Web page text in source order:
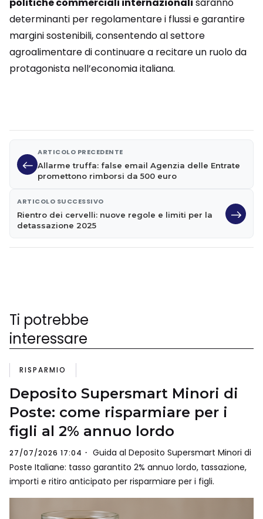
determinanti per regolamentare i flussi e garantire
margini sostenibili, consentendo al settore
agroalimentare di continuare a recitare un ruolo da
protagonista nell’economia italiana.
ARTICOLO PRECEDENTE
Allarme truffa: false email Agenzia delle Entrate
promettono rimborsi da 500 euro
ARTICOLO SUCCESSIVO
Rientro dei cervelli: nuove regole e limiti per la
detassazione 2025
Ti potrebbe
interessare
RISPARMIO
Deposito Supersmart Minori di
Poste: come risparmiare per i
figli al 2% annuo lordo
27/07/2026 17:04
Guida al Deposito Supersmart Minori di
Poste Italiane: tasso garantito 2% annuo lordo, tassazione,
importi e ritiro anticipato per risparmiare per i figli.